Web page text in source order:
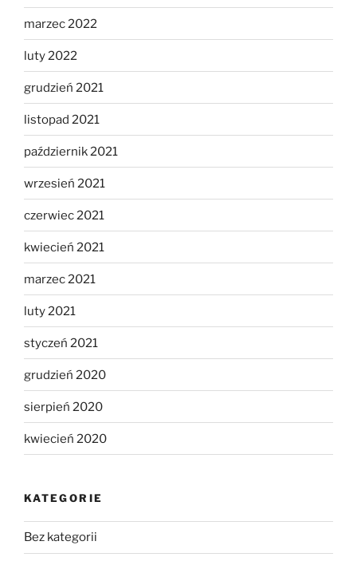
marzec 2022
luty 2022
grudzień 2021
listopad 2021
październik 2021
wrzesień 2021
czerwiec 2021
kwiecień 2021
marzec 2021
luty 2021
styczeń 2021
grudzień 2020
sierpień 2020
kwiecień 2020
KATEGORIE
Bez kategorii